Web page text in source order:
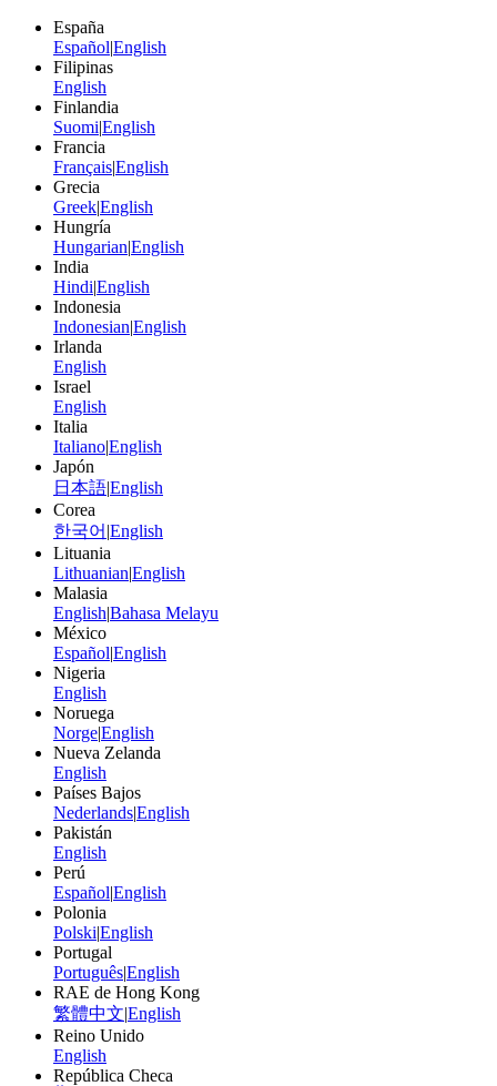
España
Español|English
Filipinas
English
Finlandia
Suomi|English
Francia
Français|English
Grecia
Greek|English
Hungría
Hungarian|English
India
Hindi|English
Indonesia
Indonesian|English
Irlanda
English
Israel
English
Italia
Italiano|English
Japón
日本語|English
Corea
한국어 |English
Lituania
Lithuanian|English
Malasia
English|Bahasa Melayu
México
Español|English
Nigeria
English
Noruega
Norge|English
Nueva Zelanda
English
Países Bajos
Nederlands|English
Pakistán
English
Perú
Español|English
Polonia
Polski|English
Portugal
Português|English
RAE de Hong Kong
繁體中文|English
Reino Unido
English
República Checa